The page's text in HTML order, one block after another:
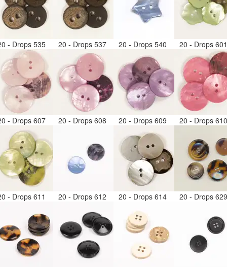
- Drops 535 20 - Drops 537 20 - Drops 540 20 - Drops
- Drops 607 20 - Drops 608 20 - Drops 609 20 - Drops
- Drops 611 20 - Drops 612 20 - Drops 614 20 - Drops